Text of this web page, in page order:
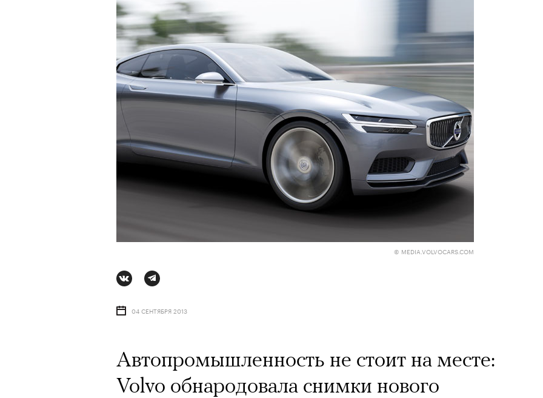
© MEDIA.VOLVOCARS.COM
04 СЕНТЯБРЯ 2013
Автопромышленность не стоит на месте:
Volvo обнародовала снимки нового